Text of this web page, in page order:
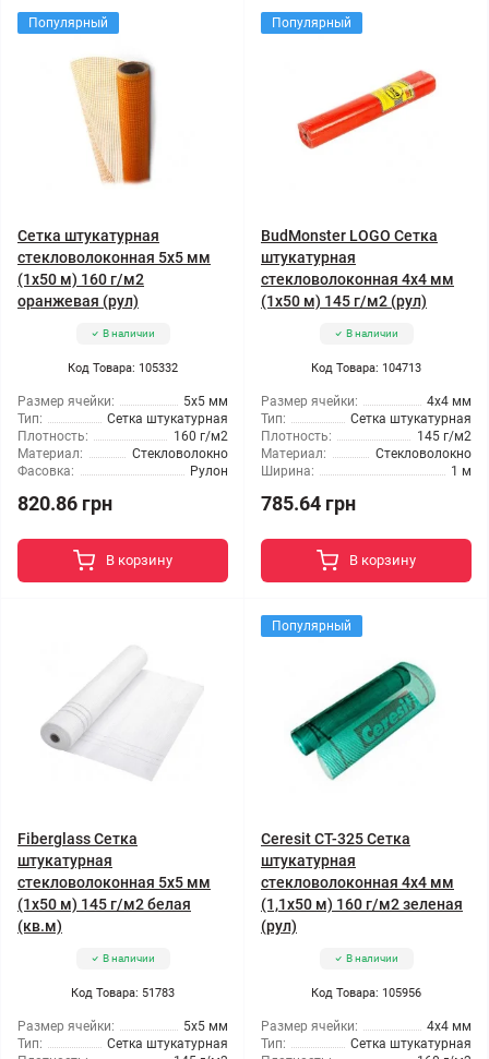
Популярный
Сетка штукатурная
стекловолоконная 5x5 мм
(1x50 м) 160 г/м2
оранжевая (рул)
В наличии
Код Товара: 105332
Размер ячейки:
5x5 мм
Тип:
Сетка штукатурная
Плотность:
160 г/м2
Материал:
Стекловолокно
Фасовка:
Рулон
820.86 грн
В корзину
Популярный
BudMonster LOGO Сетка
штукатурная
стекловолоконная 4x4 мм
(1x50 м) 145 г/м2 (рул)
В наличии
Код Товара: 104713
Размер ячейки:
4x4 мм
Тип:
Сетка штукатурная
Плотность:
145 г/м2
Материал:
Стекловолокно
Ширина:
1 м
785.64 грн
В корзину
Fiberglass Сетка
штукатурная
стекловолоконная 5x5 мм
(1x50 м) 145 г/м2 белая
(кв.м)
В наличии
Код Товара: 51783
Размер ячейки:
5x5 мм
Тип:
Сетка штукатурная
Популярный
Ceresit CT-325 Сетка
штукатурная
стекловолоконная 4x4 мм
(1,1x50 м) 160 г/м2 зеленая
(рул)
В наличии
Код Товара: 105956
Размер ячейки:
4x4 мм
Тип:
Сетка штукатурная